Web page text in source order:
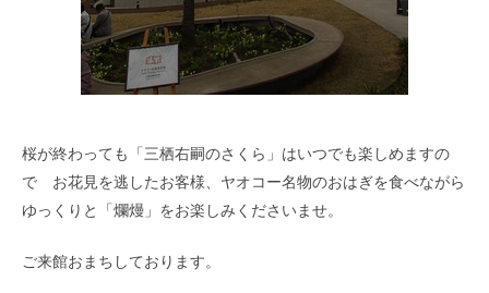
桜が終わっても「三栖右嗣のさくら」はいつでも楽しめますの
で お花見を逃したお客様、ヤオコー名物のおはぎを食べながら
ゆっくりと「爛熳」をお楽しみくださいませ。
ご来館おまちしております。